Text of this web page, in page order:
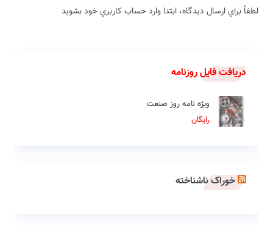
لطفاً براي ارسال دیدگاه، ابتدا وارد حساب كاربري خود بشويد
دریافت فایل روزنامه
ویژه نامه روز صنعت
رایگان
خوراک ناشناخته